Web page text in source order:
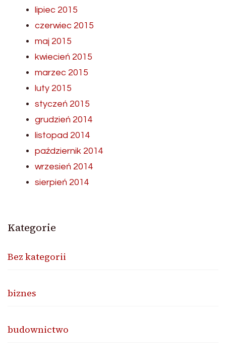
lipiec 2015
czerwiec 2015
maj 2015
kwiecień 2015
marzec 2015
luty 2015
styczeń 2015
grudzień 2014
listopad 2014
październik 2014
wrzesień 2014
sierpień 2014
Kategorie
Bez kategorii
biznes
budownictwo